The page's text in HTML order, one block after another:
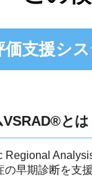
支援シス
とは
早期診断を支